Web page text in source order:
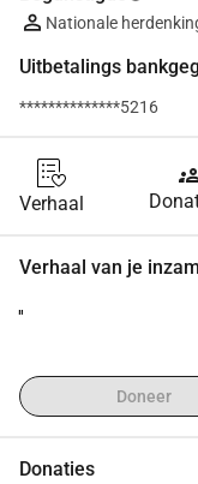
Nationale
Uitbetalings
**************5216
Verhaal
Verhaal van je
''
Doneer
Donaties